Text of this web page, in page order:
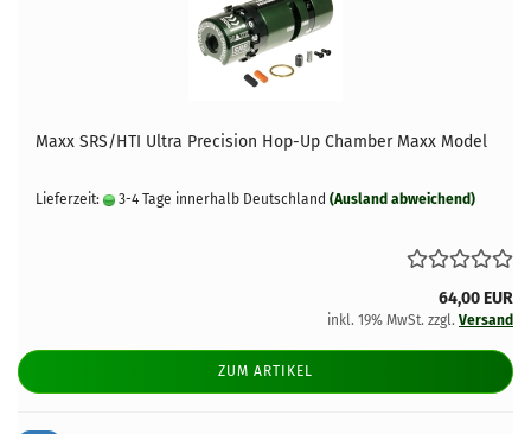
Maxx SRS/HTI Ultra Precision Hop-Up Chamber Maxx Model
Lieferzeit: 3-4 Tage innerhalb Deutschland (Ausland abweichend)
64,00 EUR
inkl. 19% MwSt. zzgl. Versand
ZUM ARTIKEL